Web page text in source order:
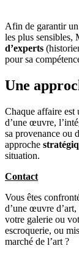
Afin de garantir
les plus sensibles,
d’experts
pour sa
Une
Chaque affaire est
d’une œuvre,
sa provenance ou
approche
situation.
Contact
Vous êtes
d’une œuvre
votre galerie ou
escroquerie, ou
marché de l’art ?